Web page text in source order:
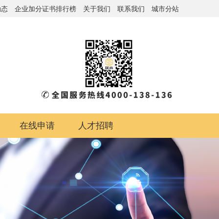
企业加分证书排行榜 关于我们 联系我们 城市分站
在线申请 人才招聘